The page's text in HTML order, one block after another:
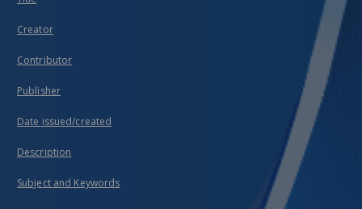
Creator
Contributor
Publisher
Date issued/created
Description
Subject and Keywords